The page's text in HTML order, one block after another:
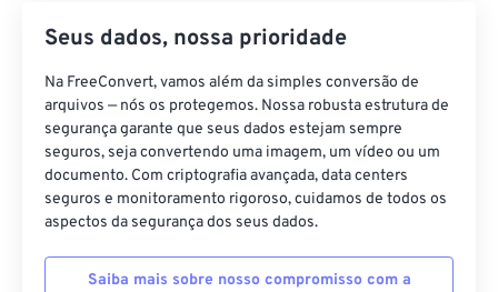
Seus dados, nossa prioridade
Na FreeConvert, vamos além da simples conversão de
arquivos — nós os protegemos. Nossa robusta estrutura de
segurança garante que seus dados estejam sempre
seguros, seja convertendo uma imagem, um vídeo ou um
documento. Com criptografia avançada, data centers
seguros e monitoramento rigoroso, cuidamos de todos os
aspectos da segurança dos seus dados.
Saiba mais sobre nosso compromisso com a